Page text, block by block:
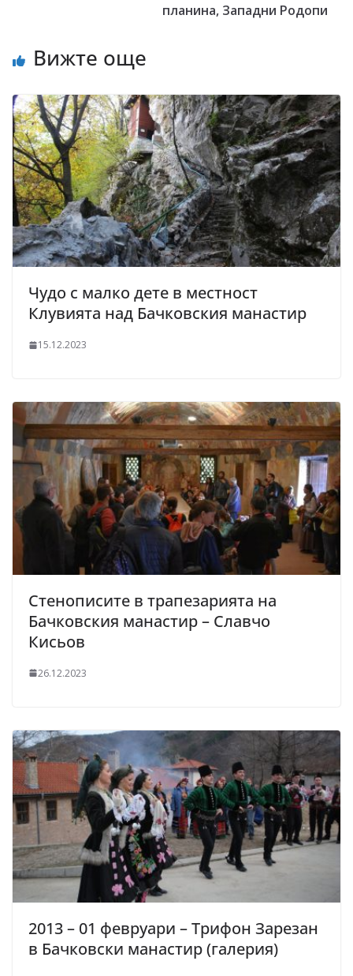
планина, Западни Родопи
Вижте още
Чудо с малко дете в местност
Клувията над Бачковския манастир
15.12.2023
Стенописите в трапезарията на
Бачковския манастир – Славчо
Кисьов
26.12.2023
2013 – 01 февруари – Трифон Зарезан
в Бачковски манастир (галерия)